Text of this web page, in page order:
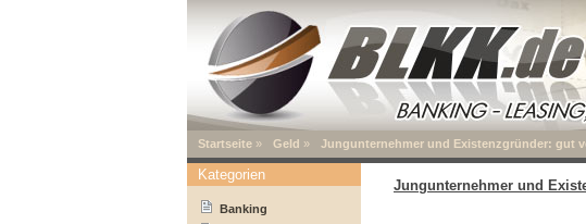
Startseite » Geld » Jungunternehmer und Existenzgründer: gut
Jungunternehmer und
Kategorien
Banking